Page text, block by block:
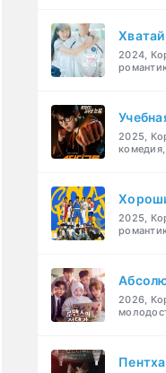
2024,
2025,
2025,
2026,